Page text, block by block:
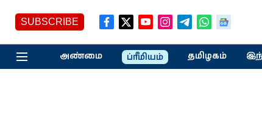
SUBSCRIBE
அண்மை ப்ரீமியம் தமிழகம்